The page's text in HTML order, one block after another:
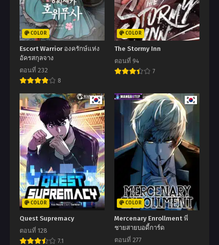
COLOR
Escort Warrior องครักษ์แห่ง
อัครสกุลจาง
ตอนที่ 232
8
COLOR
The Stormy Inn
ตอนที่ 94
7
COLOR
Quest Supremacy
ตอนที่ 128
7.1
COLOR
Mercenary Enrollment พี่
ชายสายบอดี้การ์ด
ตอนที่ 277